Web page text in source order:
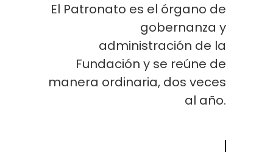
El Patronato es el órgano de
gobernanza y
administración de la
Fundación y se reúne de
manera ordinaria, dos veces
al año.